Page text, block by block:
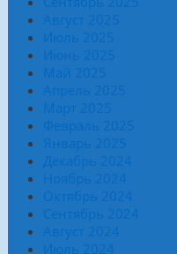
Август 2025
Июль 2025
Июнь 2025
Май 2025
Апрель 2025
Март 2025
Февраль 2025
Январь 2025
Декабрь 2024
Ноябрь 2024
Октябрь 2024
Сентябрь 2024
Август 2024
Июль 2024